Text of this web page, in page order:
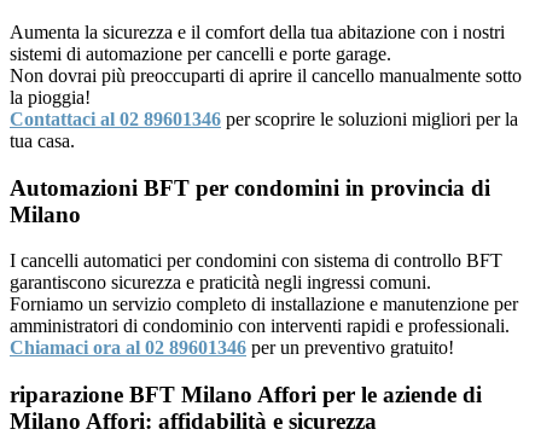
Aumenta la sicurezza e il comfort della tua abitazione con i nostri
sistemi di automazione per cancelli e porte garage.
Non dovrai più preoccuparti di aprire il cancello manualmente sotto
la pioggia!
Contattaci al 02 89601346 per scoprire le soluzioni migliori per la
tua casa.
Automazioni BFT per condomini in provincia di
Milano
I cancelli automatici per condomini con sistema di controllo BFT
garantiscono sicurezza e praticità negli ingressi comuni.
Forniamo un servizio completo di installazione e manutenzione per
amministratori di condominio con interventi rapidi e professionali.
Chiamaci ora al 02 89601346 per un preventivo gratuito!
riparazione BFT Milano Affori per le aziende di
Milano Affori: affidabilità e sicurezza